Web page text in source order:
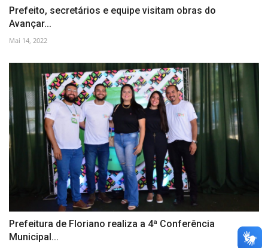
Prefeito, secretários e equipe visitam obras do
Avançar...
Mai 14, 2022
Prefeitura de Floriano realiza a 4ª Conferência
Municipal...